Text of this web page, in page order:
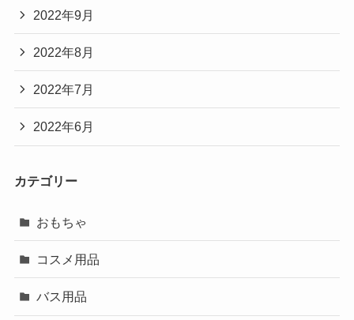
2022年9月
2022年8月
2022年7月
2022年6月
カテゴリー
おもちゃ
コスメ用品
バス用品